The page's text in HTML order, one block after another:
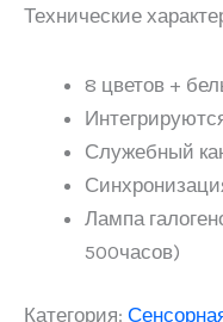
Технические
8 цветов +
Служебный
Лампа
500часов)
Категория: